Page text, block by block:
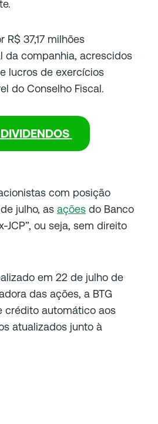
37,17 milhões
da companhia, acrescidos
lucros de exercícios
do Conselho Fiscal.
com posição
julho, as ações do Banco
ou seja, sem direito
em 22 de julho de
das ações, a BTG
crédito automático aos
atualizados junto à